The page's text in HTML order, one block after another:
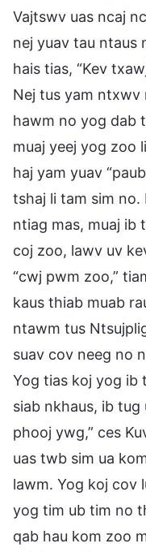
Vajtswv uas ncaj
nej yuav tau ntaus
hais tias, “Kev
Nej tus yam ntxwv
hawm no yog dab
muaj yeej yog zoo
haj yam yuav
tshaj li tam sim
ntiag mas, muaj ib
coj zoo, lawv uv
“cwj pwm zoo,”
kaus thiab muab
ntawm tus
suav cov neeg no
Yog tias koj yog ib
siab nkhaus, ib tug
phooj ywg,” ces
uas twb sim ua
lawm. Yog koj cov
yog tim ub tim no
qab hau kom zoo